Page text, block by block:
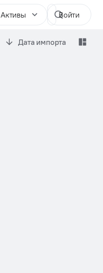
Активы Войти
Дата импорта